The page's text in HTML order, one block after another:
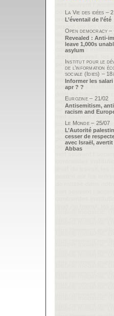
La Vie des idées –
L’éventail de l’été
Open democracy –
Revealed : Anti-
leave 1,000s
asylum
Institut pour le
de l’information
sociale (Idies) –
Informer les
apr ? ?
Eurozine – 21/02
Antisemitism,
racism and
Le Monde – 25/07
L’Autorité
cesser de
avec Israël,
Abbas